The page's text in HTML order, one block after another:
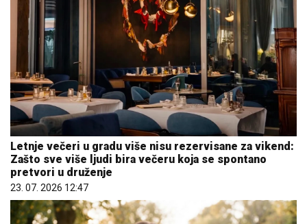
Letnje večeri u gradu više nisu rezervisane za vikend:
Zašto sve više ljudi bira večeru koja se spontano
pretvori u druženje
23. 07. 2026 12:47